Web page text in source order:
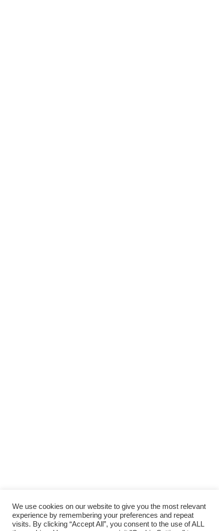
We use cookies on our website to give you the most relevant
experience by remembering your preferences and repeat
visits. By clicking “Accept All”, you consent to the use of ALL